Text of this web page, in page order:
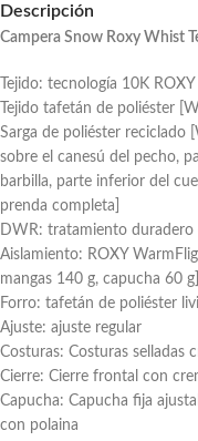
Descripción
Campera Snow Roxy Whist
Tejido: tecnología 10K
Tejido tafetán de poliéster
Sarga de poliéster reciclado
sobre el canesú del pecho,
barbilla, parte inferior del
prenda completa]
DWR: tratamiento duradero
Aislamiento: ROXY
mangas 140 g, capucha 60 g]
Forro: tafetán de poliéster
Ajuste: ajuste regular
Costuras: Costuras selladas
Cierre: Cierre frontal con
Capucha: Capucha fija
con polaina